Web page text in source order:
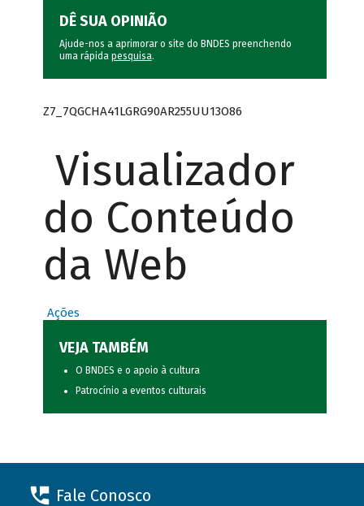
DÊ SUA OPINIÃO
Ajude-nos a aprimorar o site do BNDES preenchendo
uma rápida pesquisa.
Z7_7QGCHA41LGRG90AR255UU13O86
Visualizador
do Conteúdo
da Web
Ações
VEJA TAMBÉM
O BNDES e o apoio à cultura
Patrocínio a eventos culturais
Fale Conosco